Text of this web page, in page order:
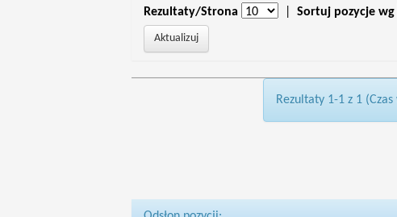
Rezultaty/Strona Sortuj pozycje wg
Rezultaty 1-1 z 1